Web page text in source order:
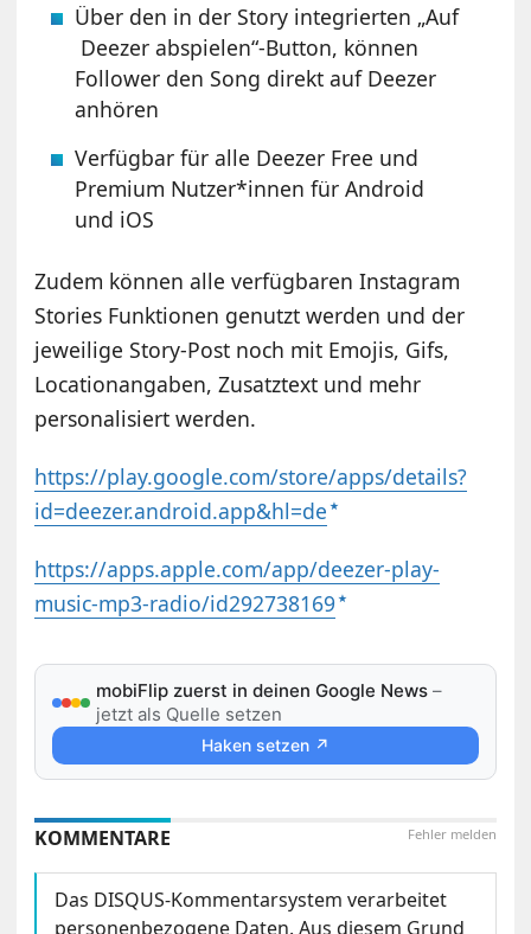
Über den in der Story integrierten „Auf
Deezer abspielen“-Button, können
Follower den Song direkt auf Deezer
anhören
Verfügbar für alle Deezer Free und
Premium Nutzer*innen für Android
und iOS
Zudem können alle verfügbaren Instagram
Stories Funktionen genutzt werden und der
jeweilige Story-Post noch mit Emojis, Gifs,
Locationangaben, Zusatztext und mehr
personalisiert werden.
https://play.google.com/store/apps/details?
id=deezer.android.app&hl=de
https://apps.apple.com/app/deezer-play-
music-mp3-radio/id292738169
mobiFlip zuerst in deinen Google News –
jetzt als Quelle setzen
Haken setzen ↗
Fehler melden
KOMMENTARE
Das DISQUS-Kommentarsystem verarbeitet
personenbezogene Daten. Aus diesem Grund